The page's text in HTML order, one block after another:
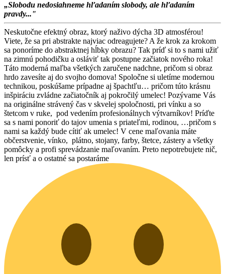
„Slobodu nedosiahneme hľadaním slobody, ale hľadaním
pravdy..."
Neskutočne efektný obraz, ktorý naživo dýcha 3D atmosférou!
Viete, že sa pri abstrakte najviac odreagujete? A že krok za krokom
sa ponoríme do abstraktnej hĺbky obrazu? Tak príď si to s nami užiť
na zimnú pohodičku a osláviť tak postupne začiatok nového roka!
Táto moderná maľba všetkých zaručene nadchne, pričom si obraz
hrdo zavesíte aj do svojho domova! Spoločne si uletíme modernou
technikou, poskúšame prípadne aj špachtľu… pričom túto krásnu
inšpiráciu zvládne začiatočník aj pokročilý umelec! Pozývame Vás
na originálne strávený čas v skvelej spoločnosti, pri vínku a so
štetcom v ruke, pod vedením profesionálnych výtvarníkov! Príďte
sa s nami ponoriť do tajov umenia s priateľmi, rodinou, …pričom s
nami sa každý bude cítiť ak umelec! V cene maľovania máte
občerstvenie, vínko, plátno, stojany, farby, štetce, zástery a všetky
pomôcky a profi sprevádzanie maľovaním. Preto nepotrebujete nič,
len prísť a o ostatné sa postaráme